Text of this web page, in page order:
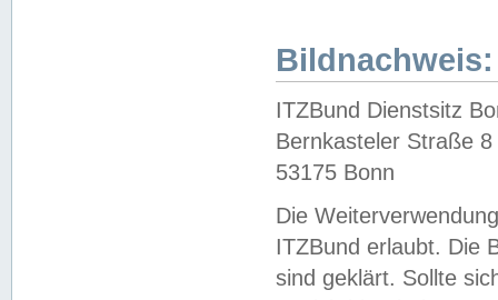
Bildnachweis:
ITZBund Dienstsitz
Bernkasteler Straße 8
53175 Bonn
Die
ITZBund erlaubt. Die
sind geklärt. Sollte